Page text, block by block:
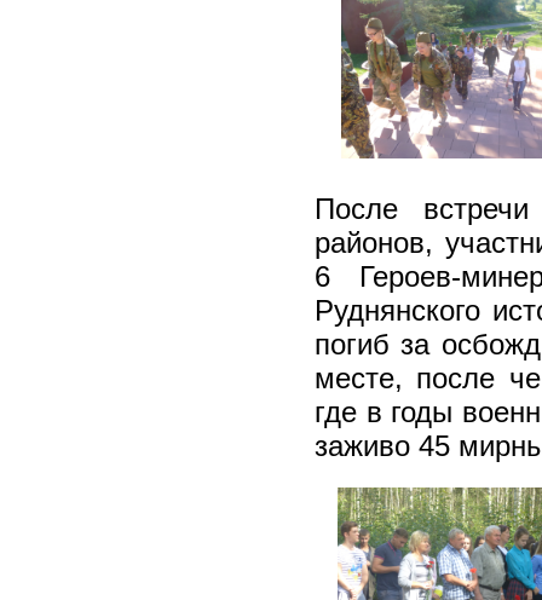
После
районов,
6 Героев-
Руднянского
погиб за
месте, после
где в годы
заживо 45